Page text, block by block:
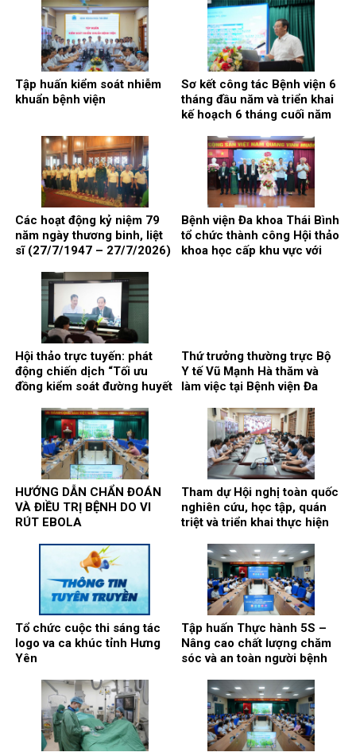
triển khai thực hiện Nghị
quyết Hội nghị lần thứ ba
Ban chấp hành Trung ương
Đảng khóa XIV
Tập huấn kiểm soát nhiễm
khuẩn bệnh viện
Sơ kết công tác Bệnh viện 6
tháng đầu năm và triển khai
kế hoạch 6 tháng cuối năm
Các hoạt động kỷ niệm 79
năm ngày thương binh, liệt
sĩ (27/7/1947 – 27/7/2026)
Bệnh viện Đa khoa Thái Bình
tổ chức thành công Hội thảo
khoa học cấp khu vực với
Hội thảo trực tuyến: phát
động chiến dịch “Tối ưu
đồng kiểm soát đường huyết
bệnh nhân đái tháo đường
Thứ trưởng thường trực Bộ
Y tế Vũ Mạnh Hà thăm và
làm việc tại Bệnh viện Đa
HƯỚNG DẪN CHẨN ĐOÁN
VÀ ĐIỀU TRỊ BỆNH DO VI
RÚT EBOLA
Tham dự Hội nghị toàn quốc
nghiên cứu, học tập, quán
triệt và triển khai thực hiện
của Bộ Chính trị
Tổ chức cuộc thi sáng tác
logo va ca khúc tỉnh Hưng
Yên
Tập huấn Thực hành 5S –
Nâng cao chất lượng chăm
sóc và an toàn người bệnh